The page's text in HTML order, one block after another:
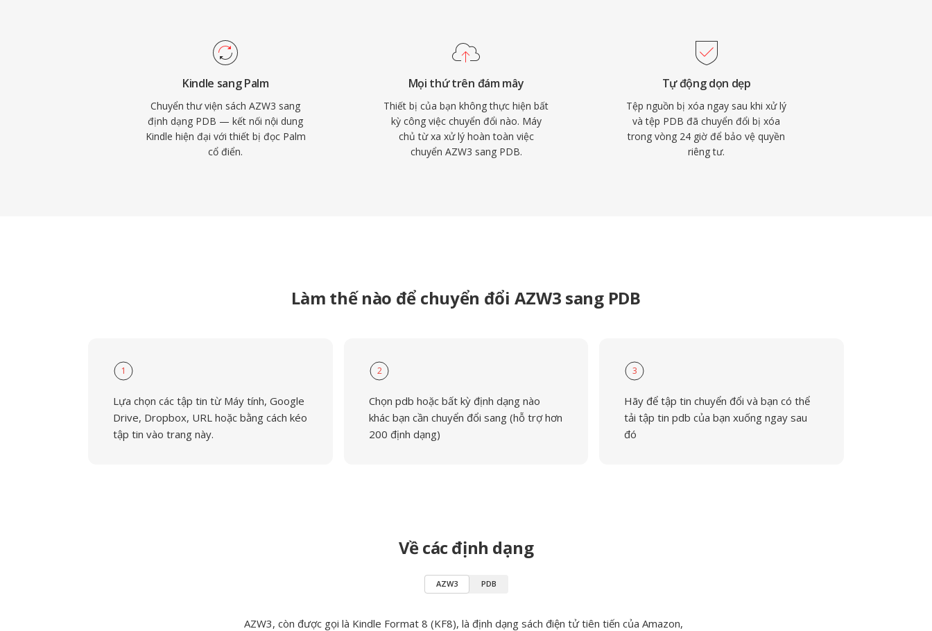
Kindle sang Palm
Chuyển thư viện sách AZW3 sang
định dạng PDB — kết nối nội dung
Kindle hiện đại với thiết bị đọc Palm
cổ điển.
Mọi thứ trên đám mây
Thiết bị của bạn không thực hiện bất
kỳ công việc chuyển đổi nào. Máy
chủ từ xa xử lý hoàn toàn việc
chuyển AZW3 sang PDB.
Tự động dọn dẹp
Tệp nguồn bị xóa ngay sau khi xử lý
và tệp PDB đã chuyển đổi bị xóa
trong vòng 24 giờ để bảo vệ quyền
riêng tư.
Làm thế nào để chuyển đổi AZW3 sang PDB
1
Lựa chọn các tập tin từ Máy tính, Google
Drive, Dropbox, URL hoặc bằng cách kéo
tập tin vào trang này.
2
Chọn pdb hoặc bất kỳ định dạng nào
khác bạn cần chuyển đổi sang (hỗ trợ hơn
200 định dạng)
3
Hãy để tập tin chuyển đổi và bạn có thể
tải tập tin pdb của bạn xuống ngay sau
đó
Về các định dạng
AZW3 PDB
AZW3, còn được gọi là Kindle Format 8 (KF8), là định dạng sách điện tử tiên tiến của Amazon,